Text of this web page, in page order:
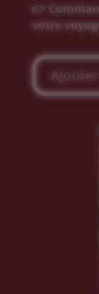
👉
votre